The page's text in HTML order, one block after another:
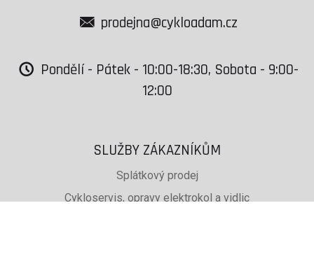
prodejna@cykloadam.cz
Pondělí - Pátek - 10:00-18:30, Sobota - 9:00-
12:00
SLUŽBY ZÁKAZNÍKŮM
Splátkový prodej
Cykloservis, opravy elektrokol a vidlic